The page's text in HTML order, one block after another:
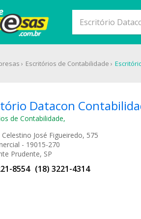
Escritórios de Contabilidade
Datacon
de Contabilidade,
José Figueiredo, 575
- 19015-270
Prudente, SP
8554 (18) 3221-4314